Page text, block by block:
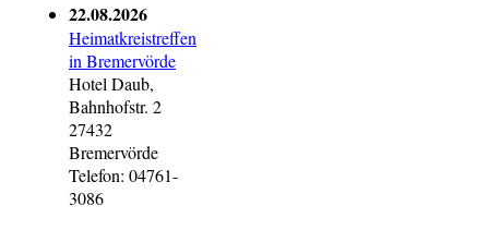
22.08.2026
Heimatkreistreffen
in Bremervörde
Hotel Daub,
Bahnhofstr. 2
27432
Bremervörde
Telefon: 04761-
3086